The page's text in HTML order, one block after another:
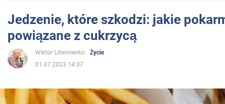
Sport
Rozrywka
Jedzenie, które szkodzi: jakie
powiązane z cukrzycą
Wiktor Litwinienko
Życie
01.07.2023 14:37